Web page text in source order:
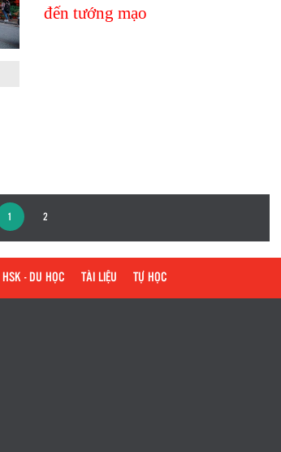
đến tướng mạo
1 2
HSK - DU HỌC TÀI LIỆU TỰ HỌC